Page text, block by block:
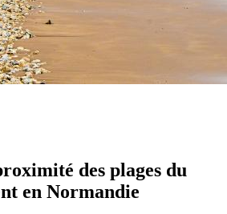
des plages du
en Normandie